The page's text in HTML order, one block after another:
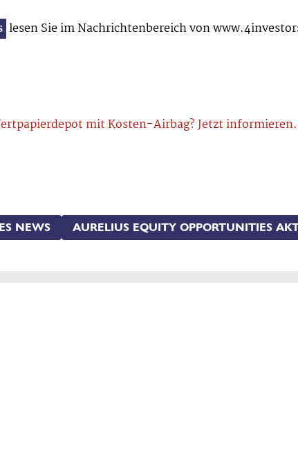
lesen Sie im Nachrichtenbereich von
mit Kosten-Airbag? Jetzt informieren.
NEWS AURELIUS EQUITY OPPORTUNITIES